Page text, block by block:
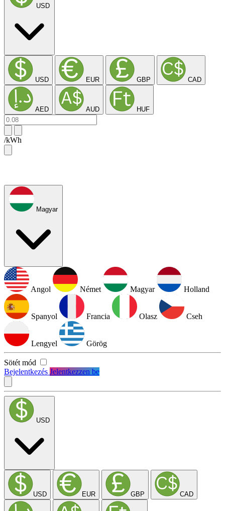
USD
USD EUR GBP CAD
AED AUD HUF
/kWh
Magyar
Angol Német Magyar Holland
Spanyol Francia Olasz Cseh
Lengyel Görög
Sötét mód
Bejelentkezés Jelentkezzen be
USD
USD EUR GBP CAD